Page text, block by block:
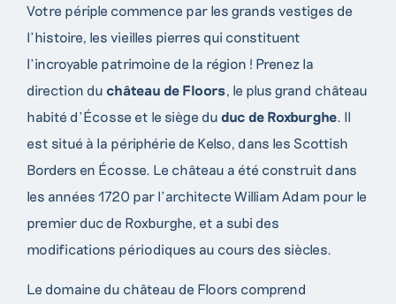
Votre périple commence par les grands vestiges de
l’histoire, les vieilles pierres qui constituent
l’incroyable patrimoine de la région ! Prenez la
direction du château de Floors , le plus grand château
habité d’Écosse et le siège du duc de Roxburghe . Il
est situé à la périphérie de Kelso, dans les Scottish
Borders en Écosse. Le château a été construit dans
les années 1720 par l’architecte William Adam pour le
premier duc de Roxburghe, et a subi des
modifications périodiques au cours des siècles.
Le domaine du château de Floors comprend